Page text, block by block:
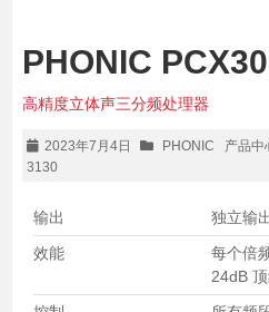
PHONIC
高精度立体声三分频处理器
2023年7月4日 PHONIC 产品中
3130
输出
独立输
效能
每个倍
24dB